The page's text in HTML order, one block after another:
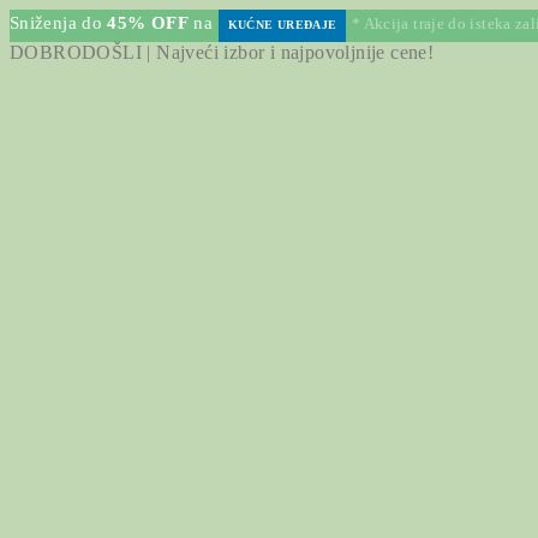
Sniženja do45% OFF na KUĆNE UREĐAJE * Akcija traje do isteka
DOBRODOŠLI | Najveći izbor i najpovoljnije cene!